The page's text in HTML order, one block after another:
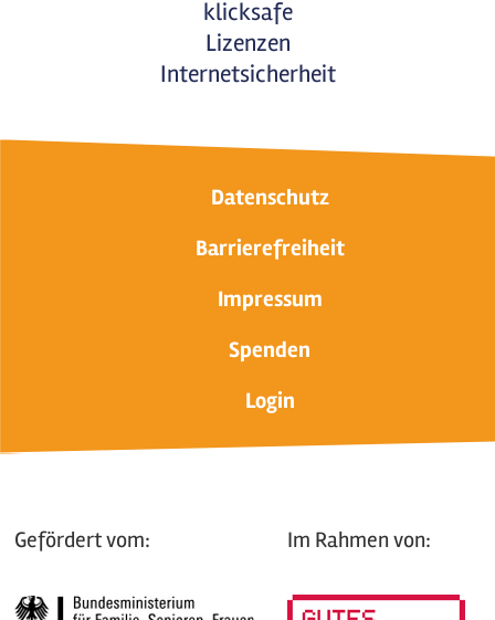
klicksafe
Lizenzen
Internetsicherheit
Datenschutz
Barrierefreiheit
Impressum
Spenden
Login
Gefördert vom: Im Rahmen von: